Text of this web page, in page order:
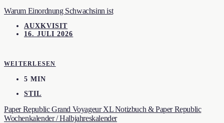
Warum Einordnung Schwachsinn ist
AUXKVISIT
16. JULI 2026
WEITERLESEN
5 MIN
STIL
Paper Republic Grand Voyageur XL Notizbuch & Paper Republic
Wochenkalender / Halbjahreskalender